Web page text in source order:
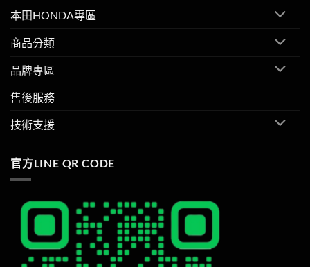
本田HONDA專區
商品分類
品牌專區
售後服務
技術支援
官方LINE QR CODE